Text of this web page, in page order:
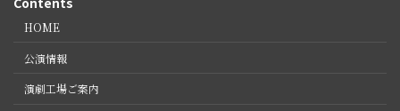
HOME
公演情報
演劇工場ご案内